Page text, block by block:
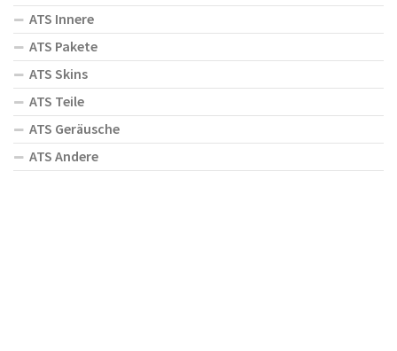
ATS Innere
ATS Pakete
ATS Skins
ATS Teile
ATS Geräusche
ATS Andere